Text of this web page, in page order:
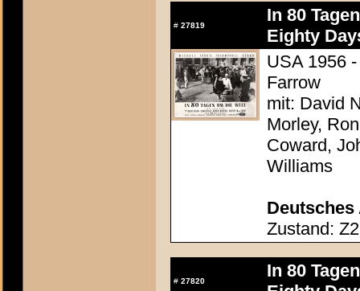
# 27819
In 80
Eighty
USA 1956
Farrow
mit: David
Morley,
Coward,
Williams
Deutsches
Zustand: Z2
# 27820
In 80